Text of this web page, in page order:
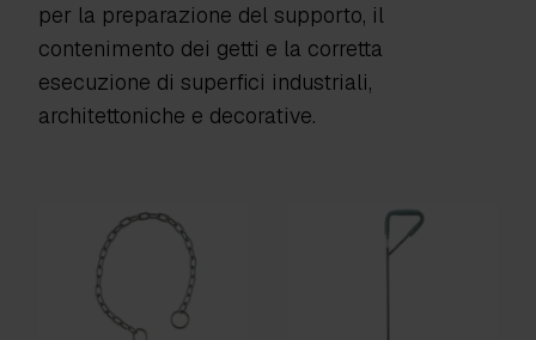
per la preparazione del supporto, il
contenimento dei getti e la corretta
esecuzione di superfici industriali,
architettoniche e decorative.